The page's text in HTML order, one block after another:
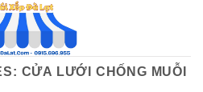
CỬA LƯỚI CHỐNG MUỖI